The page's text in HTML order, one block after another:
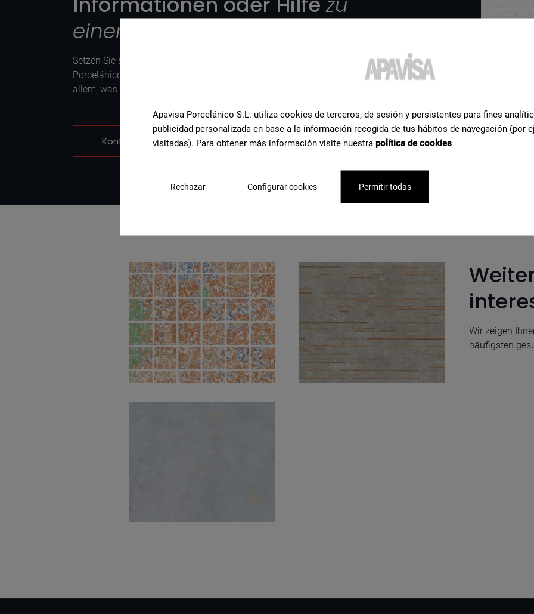
einem Produkt?
Setzen Sie sich mit unserem Keramikexpertenteam von Apavisa
Porcelánico in Verbindung. Wir beraten Sie gerne und helfen Ihnen bei
allem, was Sie für Ihr Projekt benötigen.
Kontaktieren Sie uns
Emotion Red Nat
Wir zeigen
häufigsten
Apavisa Porcelánico S.L. utiliza cookies de terceros, de sesión y persistentes para fines
publicidad personalizada en base a la información recogida de tus hábitos de navegación (por
visitadas). Para obtener más información visite nuestra política de cookies
Rechazar Configurar cookies Permitir todas